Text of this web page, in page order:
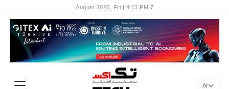
7 August 2026, Fri | 4:13 PM
Ar